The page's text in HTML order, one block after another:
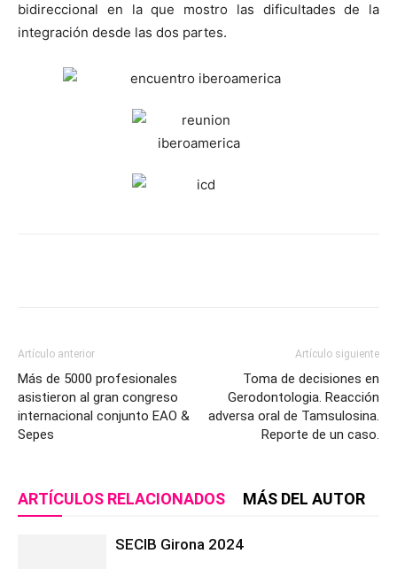
bidireccional en la que mostro las dificultades de la
integración desde las dos partes.
Artículo anterior
Más de 5000 profesionales
asistieron al gran congreso
internacional conjunto EAO &
Sepes
Artículo siguiente
Toma de decisiones en
Gerodontologia. Reacción
adversa oral de Tamsulosina.
Reporte de un caso.
ARTÍCULOS RELACIONADOS MÁS DEL AUTOR
SECIB Girona 2024